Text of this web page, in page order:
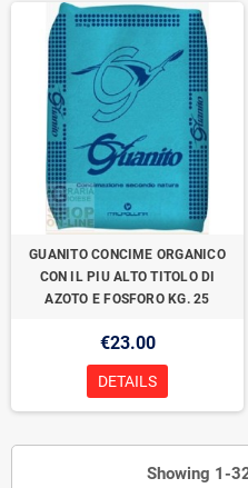
GUANITO CONCIME ORGANICO
CON IL PIU ALTO TITOLO DI
AZOTO E FOSFORO KG. 25
€23.00
DETAILS
Showing 1-